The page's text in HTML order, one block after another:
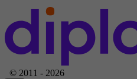
© 2011 - 2026